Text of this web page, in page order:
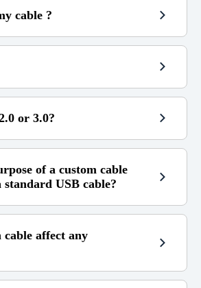
cable ?
(beyond that it is no longer
under warranty)
warranty :
or 3.0?
for any compatibility error.
of a custom cable
standard USB cable?
cable affect any